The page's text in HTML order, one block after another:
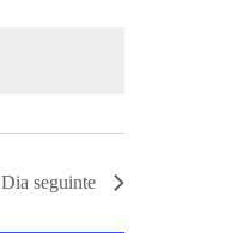
Dia seguinte